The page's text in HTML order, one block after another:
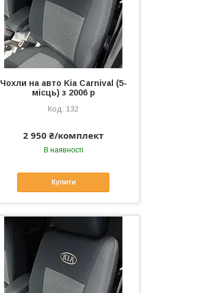
Чохли на авто Kia Carnival (5-
місць) з 2006 р
132
2 950 ₴/комплект
В наявності
Купити